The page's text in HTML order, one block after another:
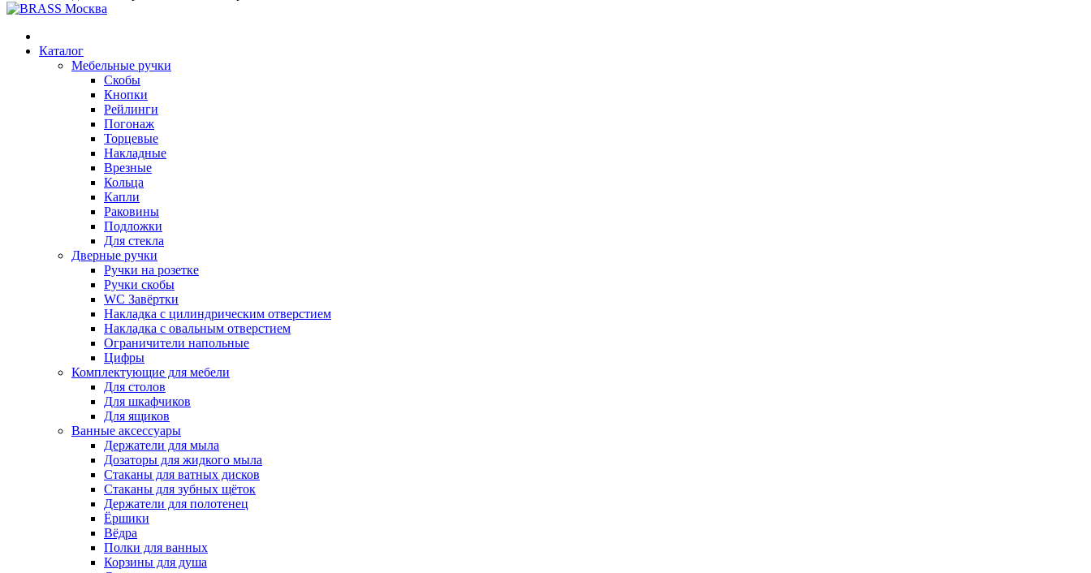
Каталог
Мебельные ручки
Скобы
Кнопки
Рейлинги
Погонаж
Торцевые
Накладные
Врезные
Кольца
Капли
Раковины
Подложки
Для стекла
Дверные ручки
Ручки на розетке
Ручки скобы
WC Завёртки
Накладка с цилиндрическим отверстием
Накладка с овальным отверстием
Ограничители напольные
Цифры
Комплектующие для мебели
Для столов
Для шкафчиков
Для ящиков
Ванные аксессуары
Держатели для мыла
Дозаторы для жидкого мыла
Стаканы для ватных дисков
Стаканы для зубных щёток
Держатели для полотенец
Ёршики
Вёдра
Полки для ванных
Корзины для душа